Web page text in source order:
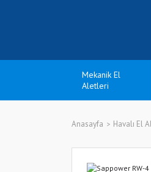
Mekanik El
Aletleri
Anasayfa Havalı El